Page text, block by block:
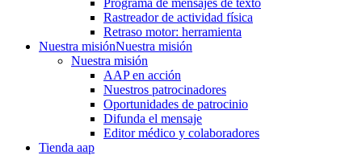
Programa de mensajes de texto
Rastre​​ador de activida​d física
Retraso motor: herramienta
Nuestra misiónNuestra misión
Nuestra misión
AAP en acción
Nuestros patrocinadores
Oportunidades de patrocinio
Difunda el mensaje
Editor médico y colaboradores
Tienda aap